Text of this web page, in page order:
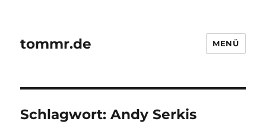
tommr.de MENÜ
Schlagwort:Andy Serkis